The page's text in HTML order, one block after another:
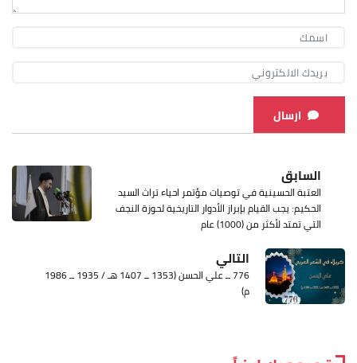
ارسال
السابق
العتبة الحسينية في توصيات مؤتمر احياء تراث السيد
الحكيم: يجب القيام بإبراز الأدوار التاريخية لحوزة النجف
التي تمتد لأكثر من (1000) عام
التالي
776 ــ علي الحسن (1353 ــ 1407 هـ / 1935 ــ 1986
م)